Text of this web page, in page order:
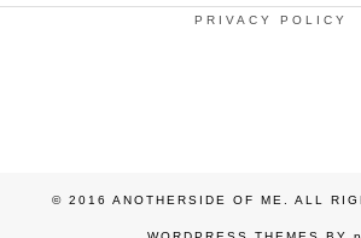
PRIVACY POLICY
© 2016 ANOTHERSIDE OF ME. ALL